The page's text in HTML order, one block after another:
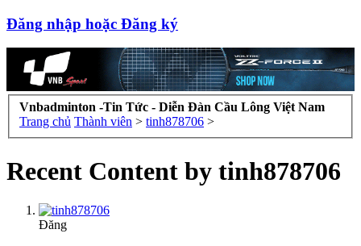
Đăng nhập hoặc Đăng ký
Vnbadminton -Tin Tức - Diễn Đàn Cầu Lông Việt Nam
Trang chủ Thành viên > tinh878706 >
Recent Content by tinh878706
Đăng